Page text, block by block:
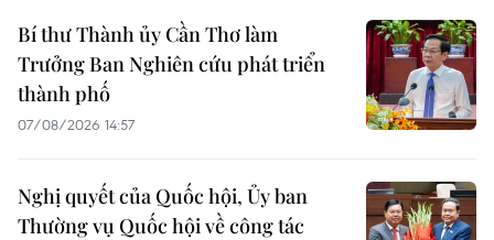
Bí thư Thành ủy Cần Thơ làm
Trưởng Ban Nghiên cứu phát triển
thành phố
07/08/2026 14:57
Nghị quyết của Quốc hội, Ủy ban
Thường vụ Quốc hội về công tác